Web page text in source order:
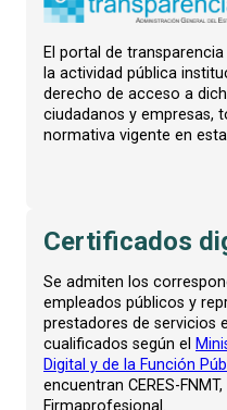
El portal de
la actividad pública
derecho de acceso a
ciudadanos y empresas,
normativa vigente en
Certificados
Se admiten los
empleados públicos y
prestadores de servicios
cualificados según el
Digital y de la Función
encuentran CERES-
Firmaprofesional.